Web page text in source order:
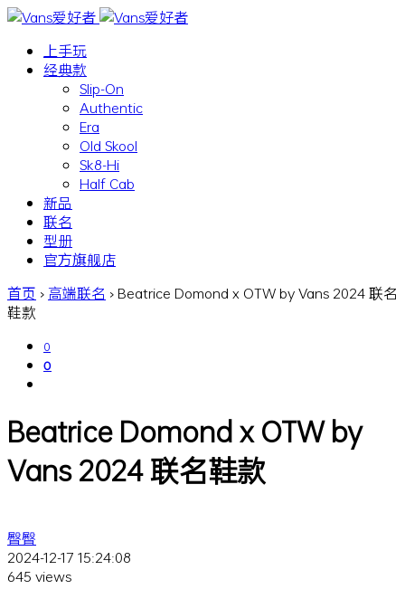
上手玩
经典款
Slip-On
Authentic
Era
Old Skool
Sk8-Hi
Half Cab
新品
联名
型册
官方旗舰店
首页 › 高端联名 ›Beatrice Domond x OTW by Vans 2024 联名
鞋款
0
0
Beatrice Domond x OTW by
Vans 2024 联名鞋款
臀臀
2024-12-17 15:24:08
645 views